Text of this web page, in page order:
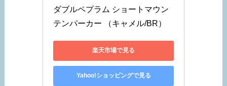
ダブルペプラム ショートマウン
テンパーカー （キャメル/BR）
楽天市場で見る
Yahoo!ショッピングで見る